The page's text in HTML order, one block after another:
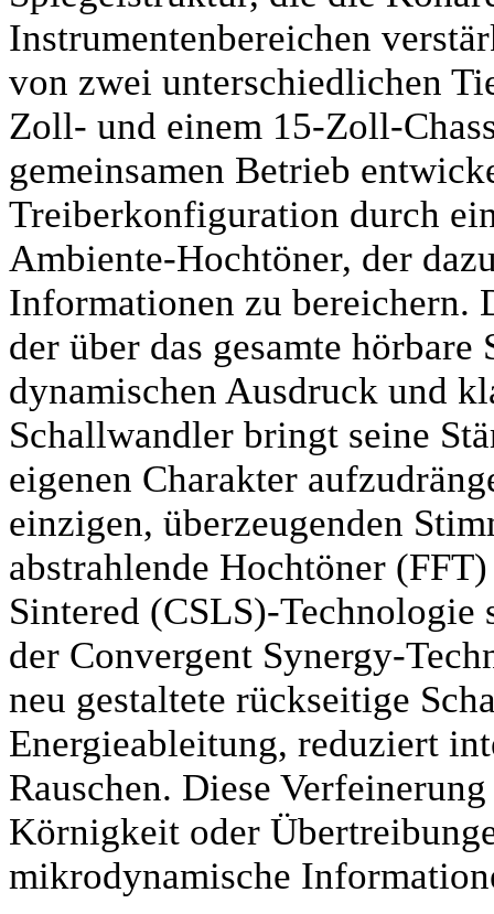
Instrumentenbereichen
von zwei unterschiedlichen
Zoll- und einem 15-Zoll-
gemeinsamen Betrieb
Treiberkonfiguration durch
Ambiente-Hochtöner, der
Informationen zu bereichern.
der über das gesamte
dynamischen Ausdruck und
Schallwandler bringt seine
eigenen Charakter
einzigen, überzeugenden
abstrahlende Hochtöner
Sintered (CSLS)-
der Convergent Synergy-
neu gestaltete rückseitige
Energieableitung, reduziert
Rauschen. Diese
Körnigkeit oder
mikrodynamische